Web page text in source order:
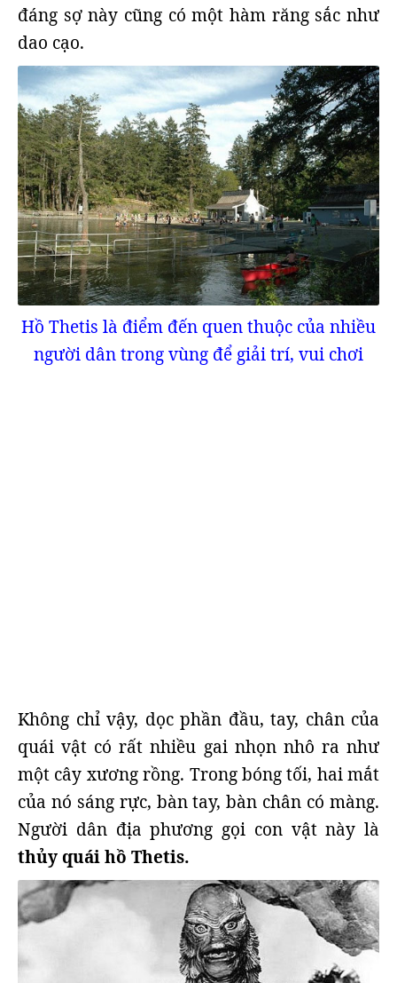
đáng sợ này cũng có một hàm răng sắc như
dao cạo.
Hồ Thetis là điểm đến quen thuộc của nhiều
người dân trong vùng để giải trí, vui chơi
Không chỉ vậy, dọc phần đầu, tay, chân của
quái vật có rất nhiều gai nhọn nhô ra như
một cây xương rồng. Trong bóng tối, hai mắt
của nó sáng rực, bàn tay, bàn chân có màng.
Người dân địa phương gọi con vật này là
thủy quái hồ Thetis.